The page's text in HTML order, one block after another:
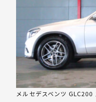
メルセデスベンツ GLC200